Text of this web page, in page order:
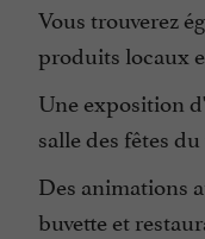
Vous trouverez
produits locaux
Une exposition
salle des fêtes
Des animations
buvette et